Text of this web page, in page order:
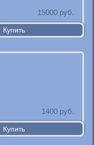
15000 руб.
1400 руб.